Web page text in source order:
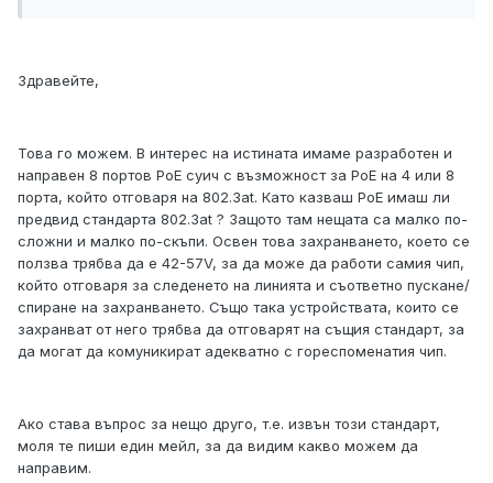
Здравейте,
Това го можем. В интерес на истината имаме разработен и
направен 8 портов PoE суич с възможност за PoE на 4 или 8
порта, който отговаря на 802.3at. Като казваш PoE имаш ли
предвид стандарта 802.3at ? Защото там нещата са малко по-
сложни и малко по-скъпи. Освен това захранването, което се
ползва трябва да е 42-57V, за да може да работи самия чип,
който отговаря за следенето на линията и съответно пускане/
спиране на захранването. Също така устройствата, които се
захранват от него трябва да отговарят на същия стандарт, за
да могат да комуникират адекватно с гореспоменатия чип.
Ако става въпрос за нещо друго, т.е. извън този стандарт,
моля те пиши един мейл, за да видим какво можем да
направим.